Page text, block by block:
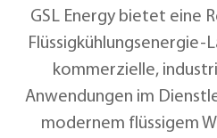
GSL Energy bietet eine
Flüssigkühlungsenergie-
kommerzielle,
Anwendungen im
modernem flüssigem